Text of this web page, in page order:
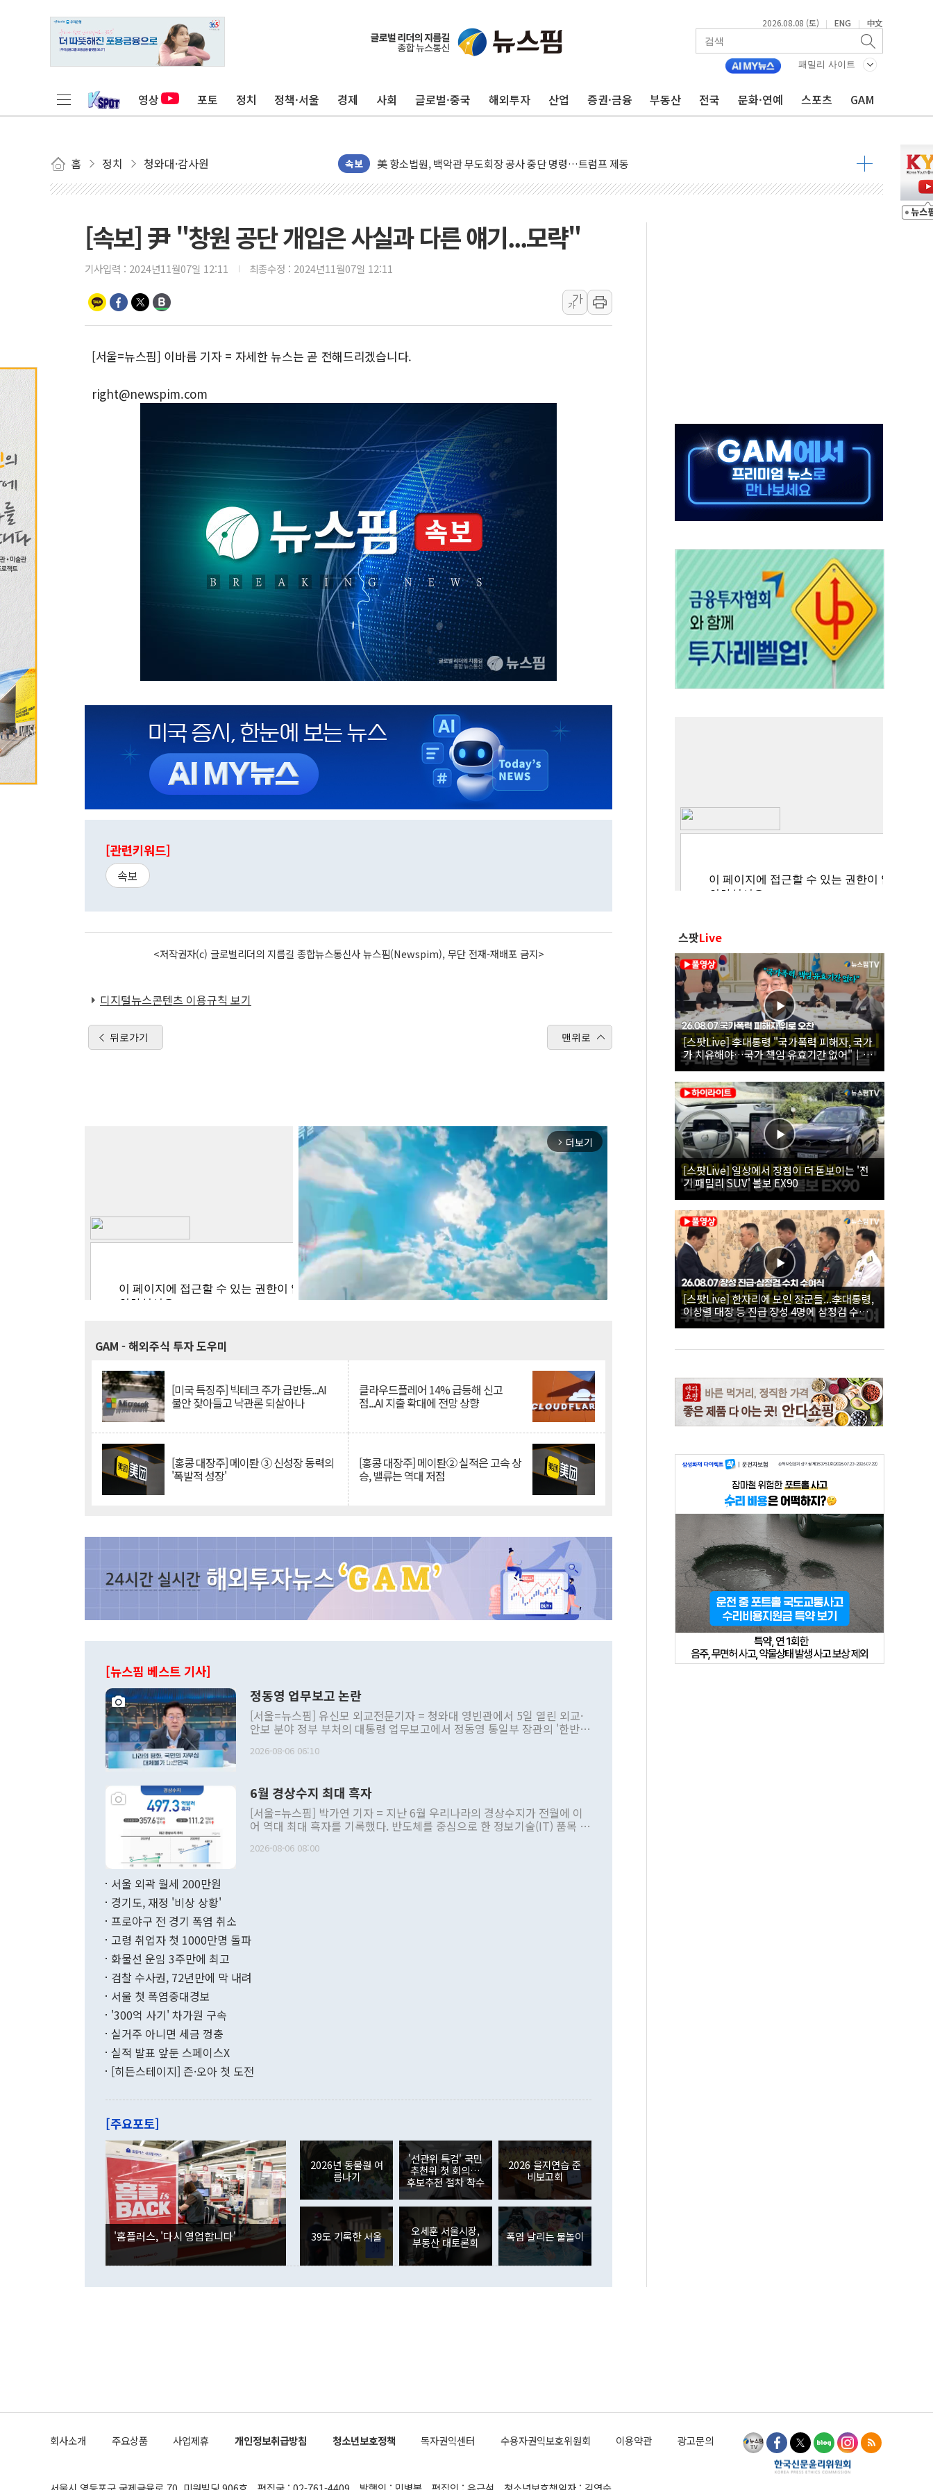
2026.08.08 (토) | ENG | 中文
패밀리 사이트
영상 포토 정치 정책·서울 경제 사회 글로벌·중국 해외투자 산업 증권·금융 부동산 전국 문화·연예 스포츠 GAM
홈 정치 청와대·감사원 속보
트럼프, 쿡 연준 이사 해임 재추진…"26일까지 의혹 소명" 요구
유럽증시, 美 고용 예상 밖 부진에 연준 금리 인상 가능성 낮아지며 상승… STOXX 600 지수는 나흘 연속 최고치
[종합] 이슬람 수니파 3국, '공동방위협정' 체결… 이스라엘·이란 위협에 맞설 자체 억지력 강화
트럼프, 백신·자폐증 행정명령 검토…"이르면 다음 주"
이란 핵심 원유 수출항 '하르그섬', 최근 1주일 이상 '올스톱'… 美 해상봉쇄 영향
美 고용 쇼크에 엔화 장중 급등…시장은 "또 개입했나" 촉각
뉴욕증시 프리뷰, 美 고용 쇼크에 금리 인상 우려 후퇴…나스닥 선물 1%대 상승
[종합] 美 7월 고용 2만3000명 감소 '쇼크'…9월 금리 인상 기대 후퇴
[사진] 이슬람 수니파 3개국, 공동방위협정 체결
뉴욕증시 개장 전 특징주...아틀라시안·클라우드플레어·태양광주↑ VS 트레이드데스크·웬디스↓
보훈부, 미 DPAA와 MOU… "6·25 미군 실종자 7359명 끝까지 찾겠다"
트럼프 "금리 내려야"…파월 때와 달리 워시엔 톤 낮춰
특정 정치인 측근 포항시 정책특보 내정설...포항시 '시끌'
[속보] 尹 "창원 공단 개입은 사실과 다른 얘기...모략"
기사입력 : 2024년11월07일 12:11 최종수정 : 2024년11월07일 12:11
가
가
[서울=뉴스핌] 이바름 기자 = 자세한 뉴스는 곧 전해드리겠습니다.
right@newspim.com
[관련키워드]
속보
<저작권자(c) 글로벌리더의 지름길 종합뉴스통신사 뉴스핌(Newspim), 무단 전재-재배포 금지>
디지털뉴스콘텐츠 이용규칙 보기
뒤로가기 맨위로
arrow_forward_ios 더보기
GAM - 해외주식 투자 도우미
[미국 특징주] 빅테크 주가 급반등...AI
불안 잦아들고 낙관론 되살아나
클라우드플레어 14% 급등해 신고
점...AI 지출 확대에 전망 상향
[홍콩 대장주] 메이퇀 ③ 신성장 동력의
'폭발적 성장'
[홍콩 대장주] 메이퇀② 실적은 고속 상
승, 밸류는 역대 저점
[뉴스핌 베스트 기사]
정동영 업무보고 논란
[서울=뉴스핌] 유신모 외교전문기자 = 청와대 영빈관에서 5일 열린 외교·
안보 분야 정부 부처의 대통령 업무보고에서 정동영 통일부 장관의 '한반도
발언 중에는 정부 내 조율을 거치지 않은 사안을 정책으로 추진하겠다고 공
주의적 희망에 근거한 비현실적 구상'이라는 비판을 내놨다. 그동안 정 장
관의 대북 정책 관련 발언이 물의를 빚은 적은 여러 번 있지만 대통령과 유
관 부처 장관이 공개적으로 부정적 입장을 표명한 것은 이례적이다. 정 장
관의 무리한 대북 접근법과 월권을 제어해야 한다는 목소리도 높아지고 있
다. [정동영 통일부 장관이 지난달 23일 오후 서울 종로구 정부서울청사에
무너졌다고도 했다. 또 "현 시점에서 흘러간 선(先)비핵화만 되뇌는 것은
함께 4자 대화의 동력을 확보하기 위해 최선을 다할 것"이라고 말했다. 하
"우리의 선의대로 하는 게 과연 한반도의 평화와 안정에 플러스냐, 결론적
관은 업무보고 사후 브리핑에서 정 장관이 언급한 '4자 회담'에 대해 "이상
이 9월 러시아 블라디보스토크에서 열리는 '동방경제포럼(EEF)'을 언급하
며 "정부 차원에서 (참석을) 검토하고 있다"고 발언한 데 대해서도 조 장관
은 "그것은 외교부의 몫"이라며 "아직 거기까지 진도가 나가지 않았다"고
잘랐다. 정 장관이 이날 소개한 대북 구상과 설명은 정부 내 조율을 거치지
않았다는 점에서 문제가 있다. 특히 주적 표현 대체와 국호 사용, 9·19 군
사합의 복원, 4자회담 추진 등은 통일부 장관이 결정할 사안이 아니어서 월
권이라는 지적이 나오고 있다. 이 대통령은 정 장관의 업무보고를 듣고 난
뒤 "여기 업무보고에 발표했다고 승인난 건 아니다"라고 재차 확인했다. 정
부의 한 소식통은 "정 장관의 발언 내용은 대부분 국가안전보장회의(NSC)
를 거쳐 결정된 사안이 아닌 정 장관의 개인적 생각에 가깝다"며 "안보 관
련 부처 장관이 정부의 공식 정책이 아닌 사안을 추진하겠다고 업무보고를
하고 대통령의 면전에서 '국군통수권자가 나서야 한다'고 주장한 것은 심각
이나 미국은 북한에 선비핵화를 공식적으로 요구한 적이 없기 때문이다. 지
공하는 방식으로 이뤄졌다. 1994년 북·미 제네바 기본합의는 핵시설 동결
협상에 관여했던 한 전직 관료는 "모든 북핵 협상은 북한의 비핵화 조치와
2026-08-06 06:10
6월 경상수지 최대 흑자
[서울=뉴스핌] 박가연 기자 = 지난 6월 우리나라의 경상수지가 전월에 이
어 역대 최대 흑자를 기록했다. 반도체를 중심으로 한 정보기술(IT) 품목 수
료=한국은행] 한국은행이 6일 발표한 '2026년 6월 국제수지(잠정)'에 따르
며 월간 기준 처음으로 1000억달러를 넘어섰다. 상품수입은 644억8000만
196.9% 급증했고 컴퓨터·주변기기(SSD)는 282.7% 증가했다. IT 품목
수출은 160.4% 늘었으며 비IT 품목도 ▲석유제품(47.5%) ▲화공품
기록했지만 지식재산권사용료수지는 전월 흑자에서 4억4000만달러 적자
로 전환됐다. 본원소득수지는 배당소득을 중심으로 32억7000만달러 흑자
는 배당수입이 늘어난 데다 전월 분기배당에 따른 기저효과로 배당지급이
였던 올해 3월(369억9000만달러)을 넘어선 것이다. 직접투자에서는 내국
인의 해외투자가 80억1000만달러, 외국인의 국내투자가 46억3000만달러
각각 증가했다. 증권투자에서는 외국인의 국내 주식 매도세가 이어졌다. 외
국인의 국내 주식 투자는 차익실현 매도 등의 영향으로 316억1000만달러
감소하며 전월(-310억5000만달러)에 이어 역대 최대 순매도 기록을 다시
경신했다. 외국인의 국내 채권투자는 세계국채지수(WGBI) 자금 유입에도
분기 말 만기도래 영향으로 증가 폭이 줄어든 52억9000만달러를 기록했
다. 내국인의 해외 증권투자는 주식을 중심으로 35억6000만달러 증가했
다. eoyn2@newspim.com
2026-08-06 08:00
서울 외곽 월세 200만원
경기도, 재정 '비상 상황'
프로야구 전 경기 폭염 취소
고령 취업자 첫 1000만명 돌파
화물선 운임 3주만에 최고
검찰 수사권, 72년만에 막 내려
서울 첫 폭염중대경보
'300억 사기' 차가원 구속
실거주 아니면 세금 껑충
실적 발표 앞둔 스페이스X
[히든스테이지] 즌·오아 첫 도전
[주요포토]
'홈플러스, '다시 영업합니다'
2026년 동물원 여
름나기
'선관위 특검' 국민
추천위 첫 회의…
후보추천 절차 착수
2026 을지연습 준
비보고회
39도 기록한 서울
오세훈 서울시장,
부동산 대토론회
폭염 날리는 물놀이
스팟Live
[스팟Live] 李대통령 "국가폭력 피해자, 국가
가 치유해야…국가 책임 유효기간 없어"｜
26.08.07 국가폭력 피해자 위로 오찬
[스팟Live] 일상에서 장점이 더 돋보이는 '전
기 패밀리 SUV' 볼보 EX90
[스팟Live] 한자리에 모인 장군들...李대통령,
이상렬 대장 등 진급 장성 4명에 삼정검 수치
직접 수여｜26.08.07 장성 진급·삼정검 수치
회사소개 주요상품 사업제휴 개인정보취급방침 청소년보호정책 독자권익센터 수용자권익보호위원회 이용약관 광고문의